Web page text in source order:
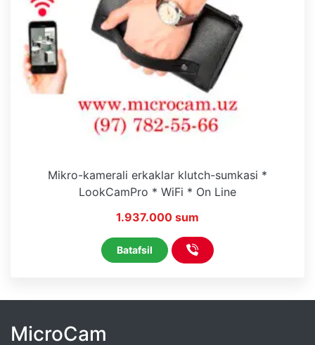
Mikro-kamerali erkaklar klutch-sumkasi *
LookCamPro * WiFi * On Line
1.937.000 sum
Batafsil
MicroCam